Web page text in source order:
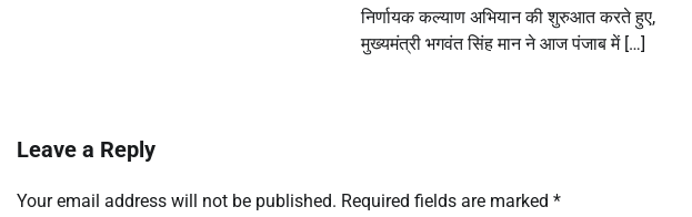
निर्णायक कल्याण अभियान की शुरुआत करते हुए,
मुख्यमंत्री भगवंत सिंह मान ने आज पंजाब में […]
Leave a Reply
Your email address will not be published. Required fields are marked *